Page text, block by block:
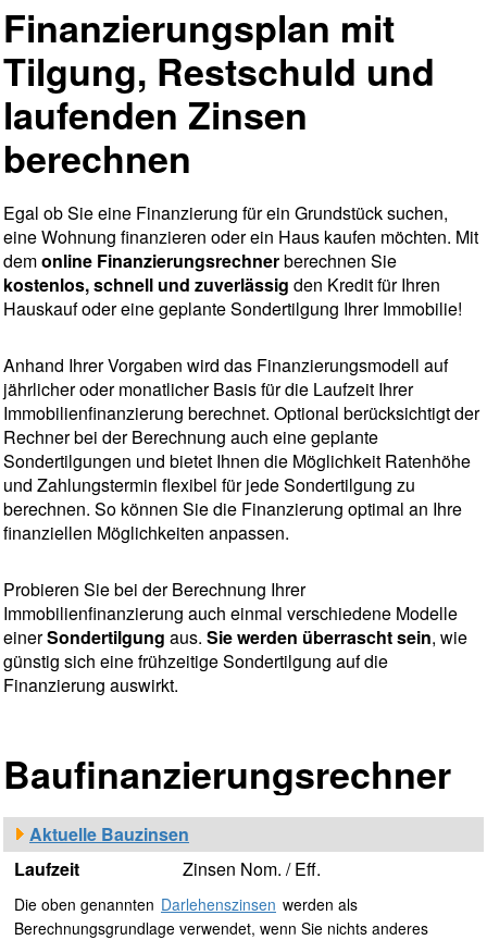
Finanzierungsplan mit
Tilgung, Restschuld und
laufenden Zinsen
berechnen
Egal ob Sie eine Finanzierung für ein Grundstück suchen,
eine Wohnung finanzieren oder ein Haus kaufen möchten. Mit
demonline Finanzierungsrechnerberechnen Sie
kostenlos, schnell und zuverlässig den Kredit für Ihren
Hauskauf oder eine geplante Sondertilgung Ihrer Immobilie!
Anhand Ihrer Vorgaben wird das Finanzierungsmodell auf
jährlicher oder monatlicher Basis für die Laufzeit Ihrer
Immobilienfinanzierung berechnet. Optional berücksichtigt der
Rechner bei der Berechnung auch eine geplante
Sondertilgungen und bietet Ihnen die Möglichkeit Ratenhöhe
und Zahlungstermin flexibel für jede Sondertilgung zu
berechnen. So können Sie die Finanzierung optimal an Ihre
finanziellen Möglichkeiten anpassen.
Probieren Sie bei der Berechnung Ihrer
Immobilienfinanzierung auch einmal verschiedene Modelle
einerSondertilgung aus. Sie werden überrascht sein, wie
günstig sich eine frühzeitige Sondertilgung auf die
Finanzierung auswirkt.
Baufinanzierungsrechner
Aktuelle Bauzinsen
Laufzeit
Zinsen Nom. / Eff.
Die oben genannten Darlehenszinsen werden als
Berechnungsgrundlage verwendet, wenn Sie nichts anderes